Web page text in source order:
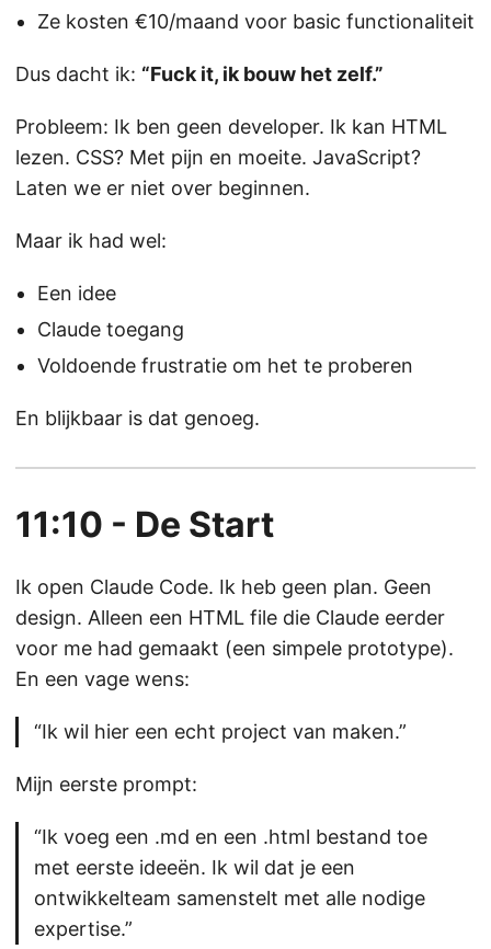
Ze kosten €10/maand voor basic functionaliteit
Dus dacht ik: “Fuck it, ik bouw het zelf.”
Probleem: Ik ben geen developer. Ik kan HTML
lezen. CSS? Met pijn en moeite. JavaScript?
Laten we er niet over beginnen.
Maar ik had wel:
Een idee
Claude toegang
Voldoende frustratie om het te proberen
En blijkbaar is dat genoeg.
11:10 - De Start
Ik open Claude Code. Ik heb geen plan. Geen
design. Alleen een HTML file die Claude eerder
voor me had gemaakt (een simpele prototype).
En een vage wens:
“Ik wil hier een echt project van maken.”
Mijn eerste prompt:
“Ik voeg een .md en een .html bestand toe
met eerste ideeën. Ik wil dat je een
ontwikkelteam samenstelt met alle nodige
expertise.”